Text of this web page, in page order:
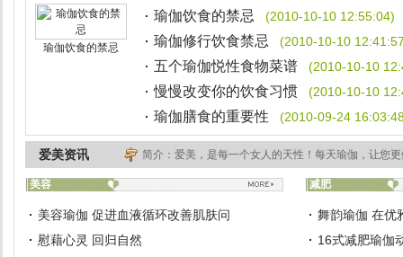
瑜伽饮食的禁忌
瑜伽饮食的禁忌 (2010-10-10 12:55:04)
瑜伽修行饮食禁忌 (2010-10-10
五个瑜伽悦性食物菜谱 (2010-10-10
慢慢改变你的饮食习惯 (2010-10-10
瑜伽膳食的重要性 (2010-09-24
爱美资讯 简介：爱美，是每一个女人的天性！每天瑜伽，让您
美容
美容瑜伽 促进血液循环改善肌肤问
慰藉心灵 回归自然
减肥
舞韵瑜伽 在优
16式减肥瑜伽